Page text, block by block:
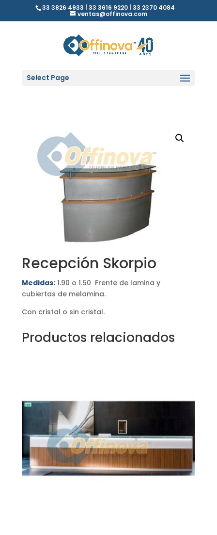
33 3826 4933 | 33 3616 9220 | 33 2370 4084
ventas@offinova.com
Select Page
Recepción Skorpio
Medidas: 1.90 o 1.50 Frente de lamina y
cubiertas de melamina.
Con cristal o sin cristal.
Productos relacionados